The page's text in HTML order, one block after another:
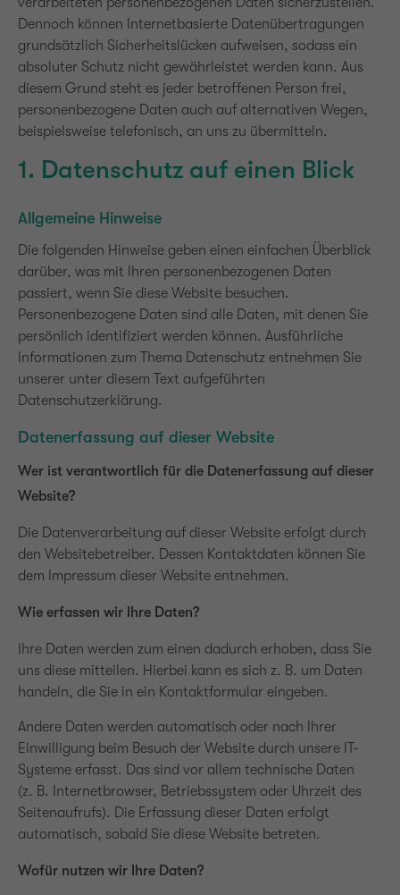
Dennoch können Internetbasierte Datenübertragungen
grundsätzlich Sicherheitslücken aufweisen, sodass ein
absoluter Schutz nicht gewährleistet werden kann. Aus
diesem Grund steht es jeder betroffenen Person frei,
personenbezogene Daten auch auf alternativen Wegen,
beispielsweise telefonisch, an uns zu übermitteln.
1. Datenschutz auf einen Blick
Allgemeine Hinweise
Die folgenden Hinweise geben einen einfachen Überblick
darüber, was mit Ihren personenbezogenen Daten
passiert, wenn Sie diese Website besuchen.
Personenbezogene Daten sind alle Daten, mit denen Sie
persönlich identifiziert werden können. Ausführliche
Informationen zum Thema Datenschutz entnehmen Sie
unserer unter diesem Text aufgeführten
Datenschutzerklärung.
Datenerfassung auf dieser Website
Wer ist verantwortlich für die Datenerfassung auf dieser
Website?
Die Datenverarbeitung auf dieser Website erfolgt durch
den Websitebetreiber. Dessen Kontaktdaten können Sie
dem Impressum dieser Website entnehmen.
Wie erfassen wir Ihre Daten?
Ihre Daten werden zum einen dadurch erhoben, dass Sie
uns diese mitteilen. Hierbei kann es sich z. B. um Daten
handeln, die Sie in ein Kontaktformular eingeben.
Andere Daten werden automatisch oder nach Ihrer
Einwilligung beim Besuch der Website durch unsere IT-
Systeme erfasst. Das sind vor allem technische Daten
(z. B. Internetbrowser, Betriebssystem oder Uhrzeit des
Seitenaufrufs). Die Erfassung dieser Daten erfolgt
automatisch, sobald Sie diese Website betreten.
Wofür nutzen wir Ihre Daten?